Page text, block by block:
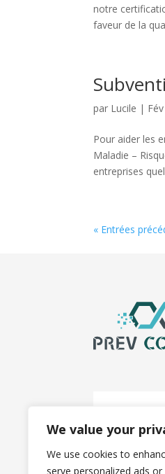
We value your
We use cookies to
serve personalized ads
notre
faveur de la
par Lucile |
Pour aider les
Maladie –
entreprises
« Entrées